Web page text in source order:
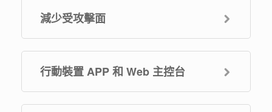
減少受攻擊面
行動裝置 APP 和 Web 主控台